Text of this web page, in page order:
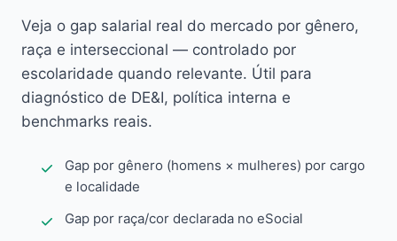
Veja o gap salarial real do mercado por gênero,
raça e interseccional — controlado por
escolaridade quando relevante. Útil para
diagnóstico de DE&I, política interna e
benchmarks reais.
Gap por gênero (homens × mulheres) por cargo
e localidade
Gap por raça/cor declarada no eSocial